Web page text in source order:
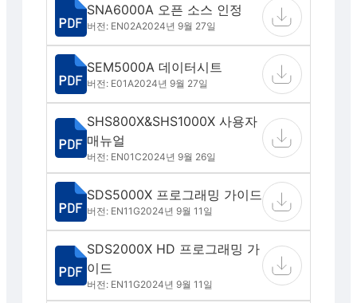
SNA6000A 오픈 소스 인정
버전: EN02A2024년 9월 27일
SEM5000A 데이터시트
버전: E01A2024년 9월 27일
SHS800X&SHS1000X 사용자
매뉴얼
버전: EN01C2024년 9월 26일
SDS5000X 프로그래밍 가이드
버전: EN11G2024년 9월 11일
SDS2000X HD 프로그래밍 가
이드
버전: EN11G2024년 9월 11일